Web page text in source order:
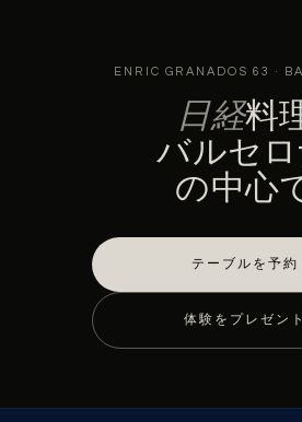
ENRIC GRANADOS 63 ·
日経料
バルセ
の中心
テーブルを予約
体験をプレゼント